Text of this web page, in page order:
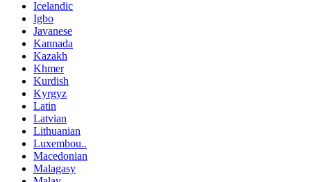
Icelandic
Igbo
Javanese
Kannada
Kazakh
Khmer
Kurdish
Kyrgyz
Latin
Latvian
Lithuanian
Luxembou..
Macedonian
Malagasy